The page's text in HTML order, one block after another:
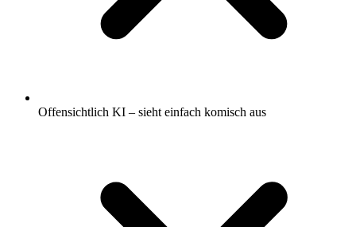
Offensichtlich KI – sieht einfach komisch aus